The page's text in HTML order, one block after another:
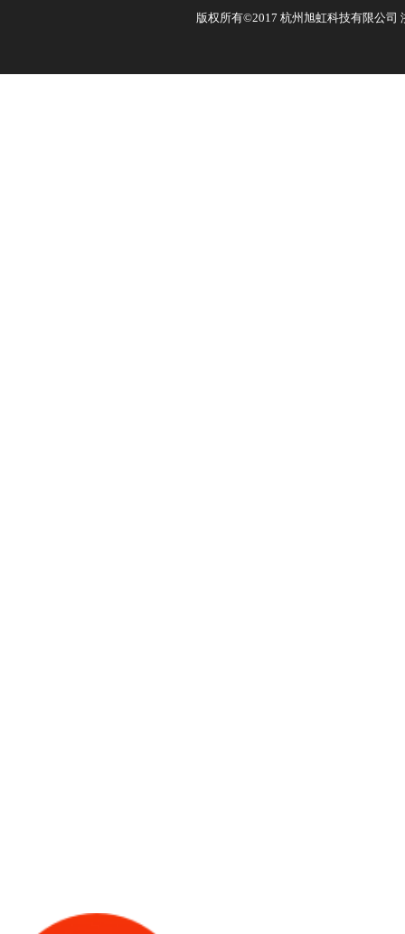
版权所有©2017 杭州旭虹科技有限公司